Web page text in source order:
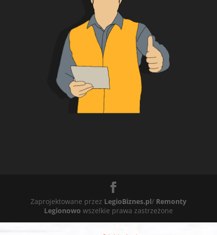
Zaprojektowane przez LegioBiznes.pl/ Remonty
Legionowo wszelkie prawa zastrzeżone